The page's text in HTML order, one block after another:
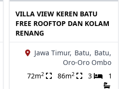
VILLA VIEW KEREN BATU
FREE ROOFTOP DAN KOLAM
RENANG
Jawa Timur, Batu, Batu,
Oro-Oro Ombo
72m2 86m2 3 1